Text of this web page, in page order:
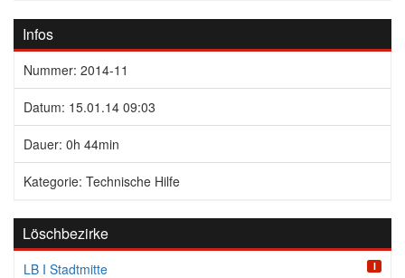
Infos
Nummer: 2014-11
Datum: 15.01.14 09:03
Dauer: 0h 44min
Kategorie: Technische Hilfe
Löschbezirke
LB I Stadtmitte I